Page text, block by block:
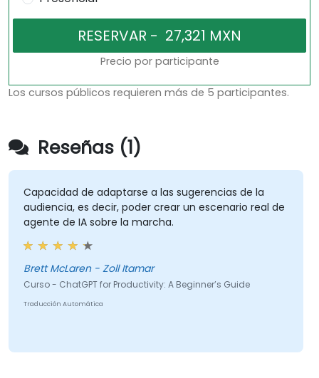
Precio por participante
Los cursos públicos requieren más de 5 participantes.
Reseñas (1)
Capacidad de adaptarse a las sugerencias de la
audiencia, es decir, poder crear un escenario real de
agente de IA sobre la marcha.
Brett McLaren - Zoll Itamar
Curso - ChatGPT for Productivity: A Beginner’s Guide
Traducción Automática